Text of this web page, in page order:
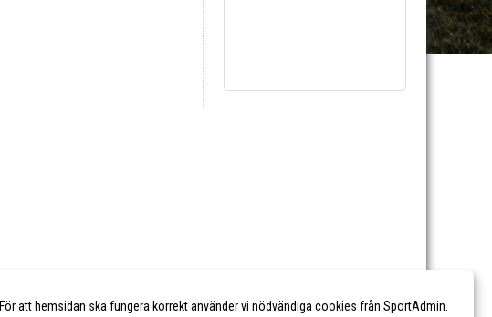
För att hemsidan ska fungera korrekt använder vi nödvändiga cookies från SportAdmin.